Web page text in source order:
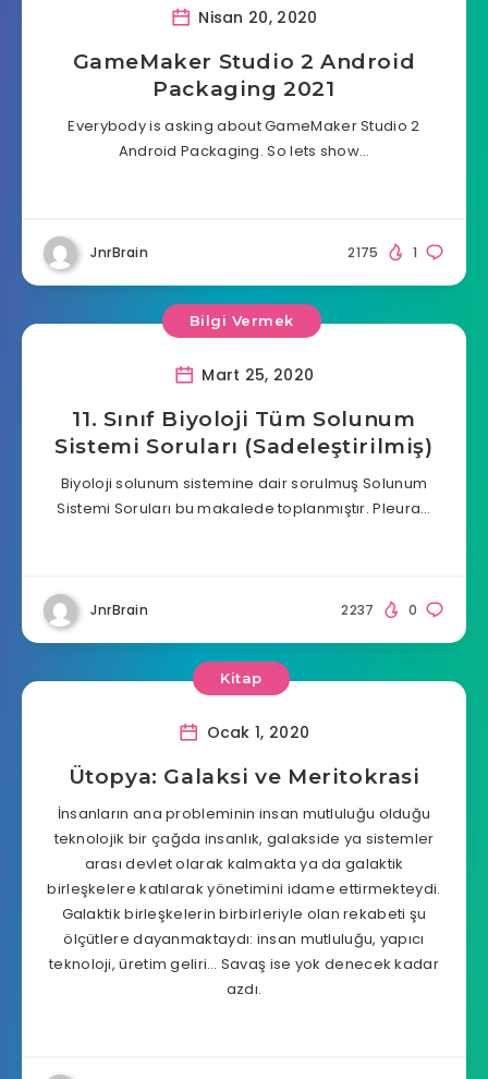
Nisan 20, 2020
GameMaker Studio 2 Android
Packaging 2021
Everybody is asking about GameMaker Studio 2
Android Packaging. So lets show…
JnrBrain 1
2175
Bilgi Vermek
Mart 25, 2020
11. Sınıf Biyoloji Tüm Solunum
Sistemi Soruları (Sadeleştirilmiş)
Biyoloji solunum sistemine dair sorulmuş Solunum
Sistemi Soruları bu makalede toplanmıştır. Pleura…
JnrBrain 0
2237
Kitap
Ocak 1, 2020
Ütopya: Galaksi ve Meritokrasi
İnsanların ana probleminin insan mutluluğu olduğu
teknolojik bir çağda insanlık, galakside ya sistemler
arası devlet olarak kalmakta ya da galaktik
birleşkelere katılarak yönetimini idame ettirmekteydi.
Galaktik birleşkelerin birbirleriyle olan rekabeti şu
ölçütlere dayanmaktaydı: insan mutluluğu, yapıcı
teknoloji, üretim geliri… Savaş ise yok denecek kadar
azdı.